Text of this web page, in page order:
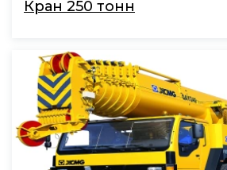
Кран 250 тонн